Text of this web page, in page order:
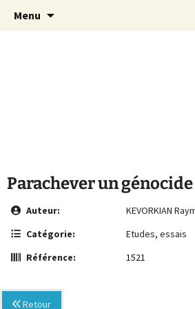
MCA Vienne
Le site de la Maison de la
Arménienne de Vienne
Menu
Parachever un génocide
Auteur:
KEVORKIAN
Catégorie:
Etudes, essais
Référence:
1521
Retour